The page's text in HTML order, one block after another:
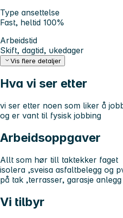
Type ansettelse
Fast, heltid 100%
Arbeidstid
Skift, dagtid, ukedager
Vis flere detaljer
Hva vi ser etter
vi ser etter noen som liker å
og er vant til fysisk jobbing
Arbeidsoppgaver
Allt som hør till taktekker faget
isolera ,sveisa asfaltbelegg og
på tak ,terrasser, garasje anlegg
Vi tilbyr